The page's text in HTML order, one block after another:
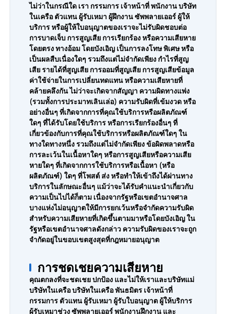
ไม่ว่าในกรณีใด เรา กรรมการ เจ้าหน้าที่ พนักงาน บริษัท
ในเครือ ตัวแทน ผู้รับเหมา ผู้ฝึกงาน ซัพพลายเออร์ ผู้ให้
บริการ หรือผู้ให้ใบอนุญาตของเราจะไม่รับผิดชอบต่อ
การบาดเจ็บ การสูญเสีย การเรียกร้อง หรือความเสียหาย
โดยตรง ทางอ้อม โดยบังเอิญ เป็นการลงโทษ พิเศษ หรือ
เป็นผลสืบเนื่องใดๆ รวมถึงแต่ไม่จำกัดเพียง กำไรที่สูญ
เสีย รายได้ที่สูญเสีย การออมที่สูญเสีย การสูญเสียข้อมูล
ค่าใช้จ่ายในการเปลี่ยนทดแทน หรือความเสียหายที่
คล้ายคลึงกัน ไม่ว่าจะเกิดจากสัญญา ความผิดทางแพ่ง
(รวมทั้งการประมาทเลินเล่อ) ความรับผิดที่เข้มงวด หรือ
อย่างอื่นๆ ที่เกิดจากการที่คุณใช้บริการหรือผลิตภัณฑ์
ใดๆ ที่ได้รับโดยใช้บริการ หรือการเรียกร้องอื่นๆ ที่
เกี่ยวข้องกับการที่คุณใช้บริการหรือผลิตภัณฑ์ใดๆ ใน
ทางใดทางหนึ่ง รวมถึงแต่ไม่จำกัดเพียง ข้อผิดพลาดหรือ
การละเว้นในเนื้อหาใดๆ หรือการสูญเสียหรือความเสีย
หายใดๆ ที่เกิดจากการใช้บริการหรือเนื้อหา (หรือ
ผลิตภัณฑ์) ใดๆ ที่โพสต์ ส่ง หรือทำให้เข้าถึงได้ผ่านทาง
บริการในลักษณะอื่นๆ แม้ว่าจะได้รับคำแนะนำเกี่ยวกับ
ความเป็นไปได้ก็ตาม เนื่องจากรัฐหรือเขตอำนาจศาล
บางแห่งไม่อนุญาตให้มีการยกเว้นหรือจำกัดความรับผิด
สำหรับความเสียหายที่เกิดขึ้นตามมาหรือโดยบังเอิญ ใน
รัฐหรือเขตอำนาจศาลดังกล่าว ความรับผิดของเราจะถูก
จำกัดอยู่ในขอบเขตสูงสุดที่กฎหมายอนุญาต
การชดเชยความเสียหาย
คุณตกลงที่จะชดเชย ปกป้อง และไม่ให้เราและบริษัทแม่
บริษัทในเครือ บริษัทในเครือ พันธมิตร เจ้าหน้าที่
กรรมการ ตัวแทน ผู้รับเหมา ผู้รับใบอนุญาต ผู้ให้บริการ
ผู้รับเหมาช่วง ซัพพลายเออร์ พนักงานฝึกงาน และ